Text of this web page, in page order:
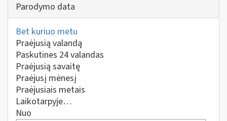
Parodymo data
Bet kuriuo metu
Praėjusią valandą
Paskutines 24 valandas
Praėjusią savaitę
Praėjusį mėnesį
Praėjusiais metais
Laikotarpyje…
Nuo